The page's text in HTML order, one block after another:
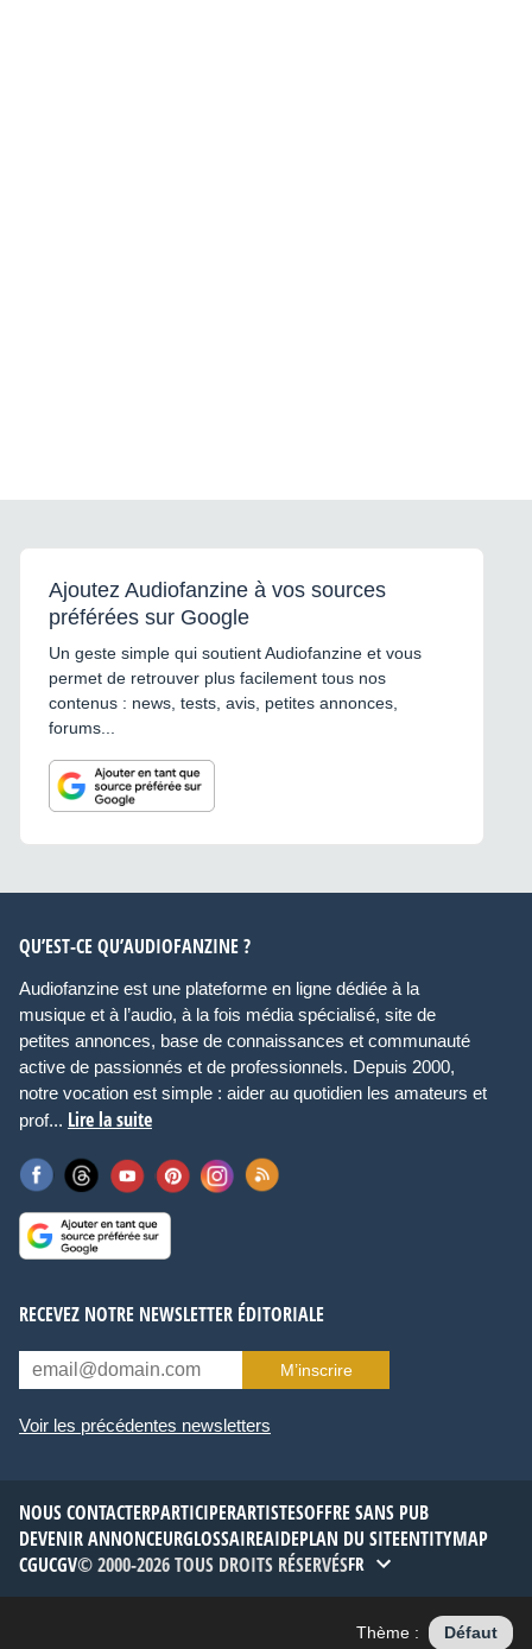
Ajoutez Audiofanzine à vos sources
préférées sur Google
Un geste simple qui soutient Audiofanzine et vous
permet de retrouver plus facilement tous nos
contenus : news, tests, avis, petites annonces,
forums...
QU’EST-CE QU’AUDIOFANZINE ?
Audiofanzine est une plateforme en ligne dédiée à la
musique et à l’audio, à la fois média spécialisé, site de
petites annonces, base de connaissances et communauté
active de passionnés et de professionnels. Depuis 2000,
notre vocation est simple : aider au quotidien les amateurs et
prof... Lire la suite
RECEVEZ NOTRE NEWSLETTER ÉDITORIALE
M’inscrire
Voir les précédentes newsletters
NOUS CONTACTERPARTICIPERARTISTESOFFRE SANS PUB
DEVENIR ANNONCEURGLOSSAIREAIDEPLAN DU SITEENTITYMAP
CGUCGV© 2000-2026 TOUS DROITS RÉSERVÉSFR
Thème : Défaut